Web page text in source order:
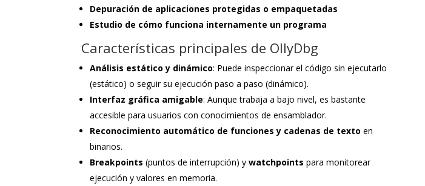
Depuración de aplicaciones protegidas o empaquetadas
Estudio de cómo funciona internamente un programa
Características principales de OllyDbg
Análisis estático y dinámico: Puede inspeccionar el código sin ejecutarlo
(estático) o seguir su ejecución paso a paso (dinámico).
Interfaz gráfica amigable: Aunque trabaja a bajo nivel, es bastante
accesible para usuarios con conocimientos de ensamblador.
Reconocimiento automático de funciones y cadenas de texto en
binarios.
Breakpoints (puntos de interrupción) ywatchpoints para monitorear
ejecución y valores en memoria.